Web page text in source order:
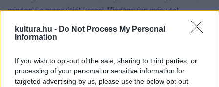
kultura.hu - Do Not Process My Personal
Information
If you wish to opt-out of the sale, sharing to third parties, or
processing of your personal or sensitive information for
targeted advertising by us, please use the below opt-out
mindenki a maga útját keresi. Mindannyian más utat
próbálunk járni, mégis valahogyan összetartozunk, a sok
különbözőség ellenére összetart minket valami... Valami
Lehet hogy ez maga a színház?? Hét fiatal színész,Fekete
Réka-Thália, Kovács Annamária, Koncz Andrea, Gecse